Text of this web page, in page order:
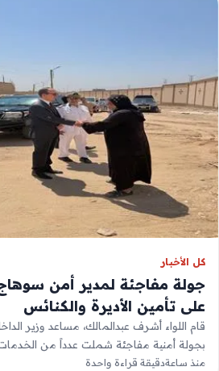
كل الأخبار
جولة مفاجئة لمدير أمن
على تأمين الأديرة والكنائس
قام اللواء أشرف عبدالمالك، مساعد وزير
بجولة أمنية مفاجئة شملت عدداً من الخدمات
الأديرة والكنائس بمختلف…
منذ ساعةدقيقة قراءة واحدة